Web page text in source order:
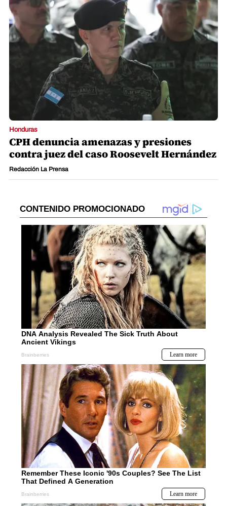
Honduras
CPH denuncia amenazas y presiones
contra juez del caso Roosevelt Hernández
Redacción La Prensa